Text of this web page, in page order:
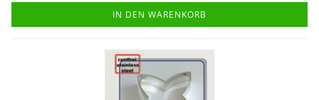
IN DEN WARENKORB